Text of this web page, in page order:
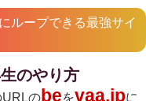
ループできる最強サイ
のやり方
URLのbeをvaa.jpに